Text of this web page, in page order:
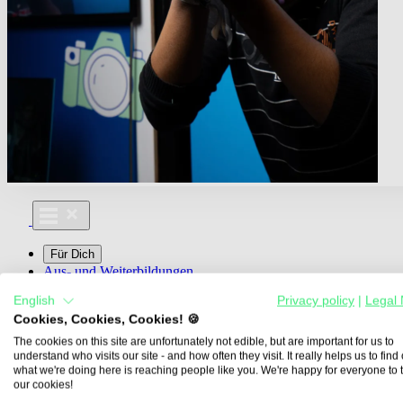
Für Dich
Aus- und Weiterbildungen
Media For You
Über Uns
Übersicht
English Privacy policy
Legal
Cookies, Cookies, Cookies! 🍪
The cookies on this site are unfortunately not edible, but are important for us to
understand who visits our site - and how often they visit. It really helps us to find
what we're doing here is reaching people like you. We're happy for everyone to
our cookies!